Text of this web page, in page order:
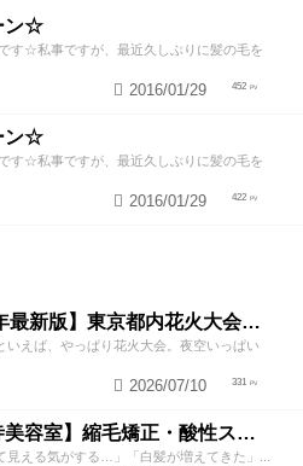
ン☆
す☆私事ですが、最近久しぶりに髪の毛を
452
2016/01/29
ン☆
す☆私事ですが、最近久しぶりに髪の毛を
422
2016/01/29
【2026年最新版】東京都内花火大会まとめ｜浴衣着付け・ヘアセットならZESTへ
いえば、やっぱり花火大会。夜空いっぱい
331
2026/07/10
【吉祥寺美容室】縮毛矯正・酸性ストレートで若返り！後ろ姿が変わると見た目年齢も変わる？
見える気がする…」「白髪が増えてきた」...